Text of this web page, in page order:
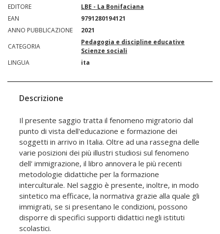
EDITORE
LBE - La Bonifaciana
EAN
9791280194121
ANNO PUBBLICAZIONE
2021
CATEGORIA
Pedagogia e discipline educative
Scienze sociali
LINGUA
ita
Descrizione
Il presente saggio tratta il fenomeno migratorio dal
punto di vista dell'educazione e formazione dei
soggetti in arrivo in Italia. Oltre ad una rassegna delle
varie posizioni dei più illustri studiosi sul fenomeno
dell' immigrazione, il libro annovera le più recenti
metodologie didattiche per la formazione
interculturale. Nel saggio è presente, inoltre, in modo
sintetico ma efficace, la normativa grazie alla quale gli
immigrati, se si presentano le condizioni, possono
disporre di specifici supporti didattici negli istituti
scolastici.